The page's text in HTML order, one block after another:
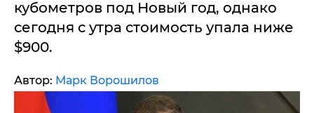
кубометров под Новый год, однако
сегодня с утра стоимость упала ниже
$900.
Автор: Марк Ворошилов